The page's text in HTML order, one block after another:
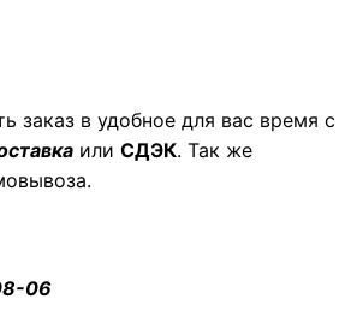
заказ в удобное для вас время с
или СДЭК. Так же
06